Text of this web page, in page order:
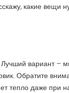
какие вещи
вариант –
Обратите
тепло даже при